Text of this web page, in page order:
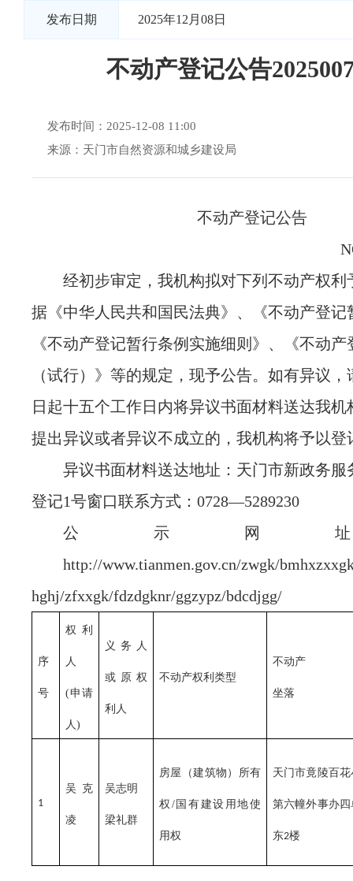
发布日期 2025年12月08日
不动产登记公告
发布时间：2025-12-08 11:00
来源：天门市自然资源和城乡建设局
不动产登记公告
经初步审定，我机构拟对下列不动产权利
据《中华人民共和国民法典》、《不动产登记
《不动产登记暂行条例实施细则》、《不动
（试行）》等的规定，现予公告。如有异议
日起十五个工作日内将异议书面材料送达我机
提出异议或者异议不成立的，我机构将予以登
异议书面材料送达地址：天门市新政务服
登记1号窗口联系方式：0728—5289230
公示网
http://www.tianmen.gov.cn/zwgk/
hghj/zfxxgk/fdzdgknr/ggzypz/bdcdjgg/
序
号
权利
人
(申请
人)
义务人
或原权
利人
不动产权利类型
不动产
坐落
1
吴克
凌
吴志明
梁礼群
房屋（建筑物）所有
权 /国有建设用地使
用权
天门市竟陵百花
第六幢外事办四
东2楼